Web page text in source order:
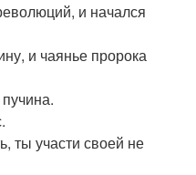
и начался
и чаянье пророка
ты участи своей не